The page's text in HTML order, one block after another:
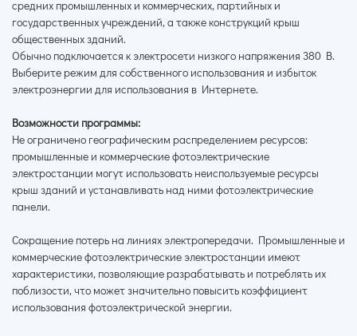
средних промышленных и коммерческих, партийных и
государственных учреждений, а также конструкций крыш
общественных зданий.
Обычно подключается к электросети низкого напряжения 380 В.
Выберите режим для собственного использования и избыток
электроэнергии для использования в Интернете.
Возможности программы:
Не ограничено географическим распределением ресурсов:
промышленные и коммерческие фотоэлектрические
электростанции могут использовать неиспользуемые ресурсы
крыш зданий и устанавливать над ними фотоэлектрические
панели.
Сокращение потерь на линиях электропередачи. Промышленные и
коммерческие фотоэлектрические электростанции имеют
характеристики, позволяющие разрабатывать и потреблять их
поблизости, что может значительно повысить коэффициент
использования фотоэлектрической энергии.